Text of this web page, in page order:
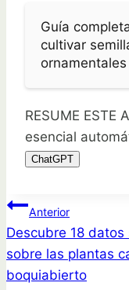
Guía
cultivar
RESUME ESTE
esencial
ChatGPT
Navegación
de
entradas
Anterior
Descubre 18
sobre las plantas
boquiabierto